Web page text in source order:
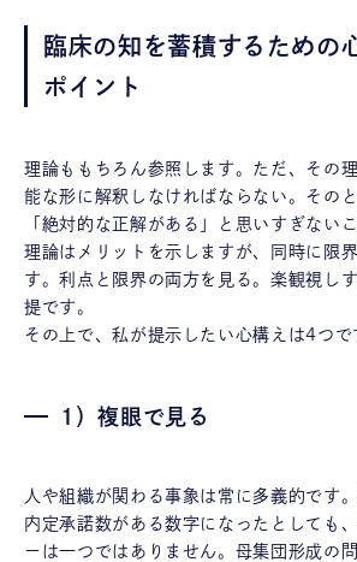
臨床の知を蓄積するための
ポイント
理論ももちろん参照します。ただ、その
能な形に解釈しなければならない。その
「絶対的な正解がある」と思いすぎないこ
理論はメリットを示しますが、同時に限
す。利点と限界の両方を見る。楽観視し
提です。
その上で、私が提示したい心構えは4つで
1）複眼で見る
人や組織が関わる事象は常に多義的です
内定承諾数がある数字になったとしても
ーは一つではありません。母集団形成の